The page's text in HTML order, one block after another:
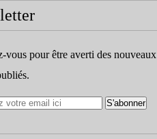
vous pour être averti des nouveaux